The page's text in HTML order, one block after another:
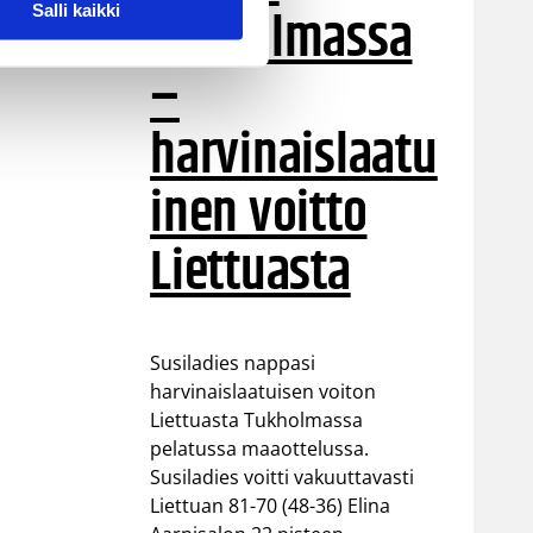
Salli kaikki Tukholmassa
–
harvinaislaatu
inen voitto
Liettuasta
Susiladies nappasi
harvinaislaatuisen voiton
Liettuasta Tukholmassa
pelatussa maaottelussa.
Susiladies voitti vakuuttavasti
Liettuan 81-70 (48-36) Elina